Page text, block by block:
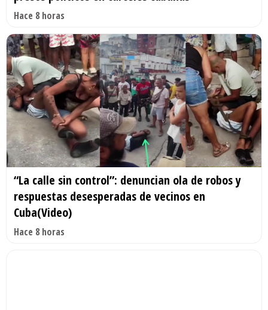
Hace 8 horas
“La calle sin control”: denuncian ola de robos y
respuestas desesperadas de vecinos en
Cuba(Video)
Hace 8 horas